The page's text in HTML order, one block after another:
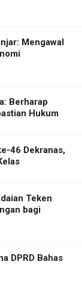
Mengawal
Berharap
Hukum
46 Dekranas,
Teken
bagi
DPRD Bahas